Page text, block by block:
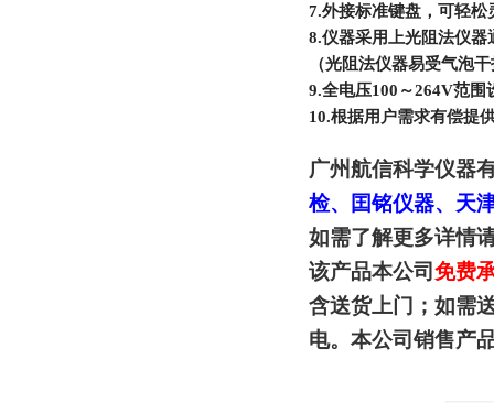
7.外接标准键盘，可轻松
8.仪器采用上光阻法仪器
（光阻法仪器易受气泡
9.全电压100～264V范围
10.根据用户需求有偿提
广州航信科学仪器
检、囯铭仪器、天
如需了解更多详情
该产品本公司免费
含送货上门；如需
电。本公司销售产